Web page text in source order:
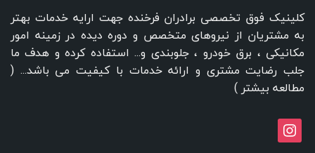
کلینیک فوق تخصصی برادران فرخنده جهت ارایه خدمات بهتر
به مشتریان از نیروهای متخصص و دوره دیده در زمینه امور
مکانیکی ، برق خودرو ، جلوبندی و... استفاده کرده و هدف ما
جلب رضایت مشتری و ارائه خدمات با کیفیت می باشد... (
مطالعه بیشتر )
instagram